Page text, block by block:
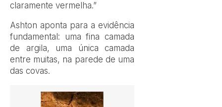
claramente vermelha.”
Ashton aponta para a evidência
fundamental: uma fina camada
de argila, uma única camada
entre muitas, na parede de uma
das covas.